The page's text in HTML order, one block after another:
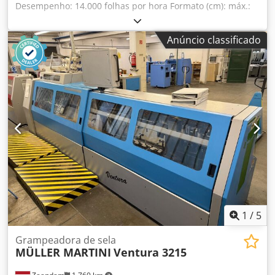
Desempenho: 14.000 folhas por hora Formato (cm): máx.:
48 x 32 A linha é composta por: - 4 x Estação de
alimentação - 2 x Alimentador de cartões com unidade de
colagem (podem ser usados também como estações
normais – alimentação superior) - 1 x Alimentador de
capas - 1 x Controle de folhas duplas - 1 x Estação de
grampeamento com cabeças Hohner SB 50 (2+2)
Dsdpfxexmhrfo Aggekr - 1 x Guilhotina trilateral com corte
central - 1 x Empilhador cruzado RIMA
Anúncio classificado
1 / 5
Grampeadora de sela
MÜLLER MARTINI Ventura 3215